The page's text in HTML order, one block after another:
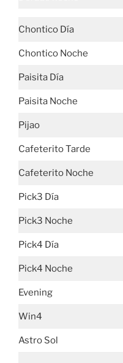
Chontico Día
Chontico Noche
Paisita Día
Paisita Noche
Pijao
Cafeterito Tarde
Cafeterito Noche
Pick3 Día
Pick3 Noche
Pick4 Día
Pick4 Noche
Evening
Win4
Astro Sol